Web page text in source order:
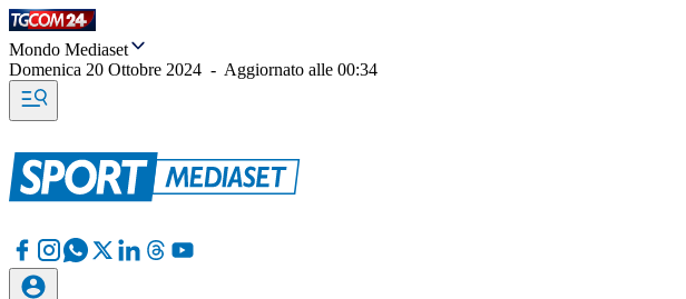
Mondo Mediaset
Domenica 20 Ottobre 2024 - Aggiornato alle 00:34